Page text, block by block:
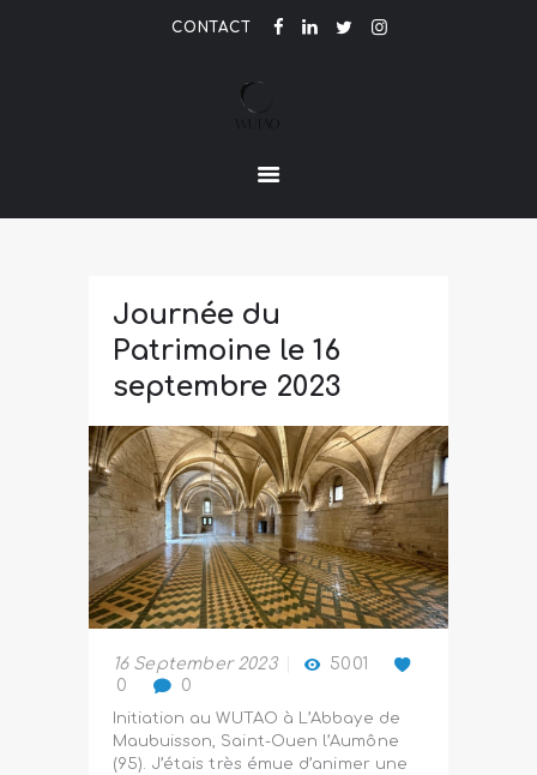
CONTACT
ACTUALITÉ
Journée du
Patrimoine le 16
septembre 2023
16 September 2023
5001
0
0
Initiation au WUTAO à L’Abbaye de
Maubuisson, Saint-Ouen l’Aumône
(95). J’étais très émue d’animer une